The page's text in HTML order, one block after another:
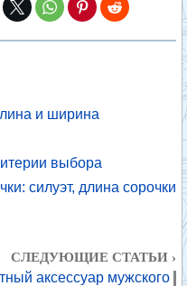
и ширина
выбора
силуэт, длина сорочки
СЛЕДУЮЩИЕ СТАТЬИ ›
аксессуар мужского